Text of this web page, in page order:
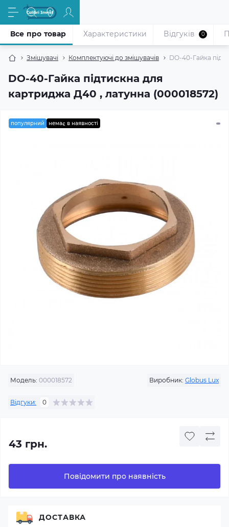
Змішувачі Комплектуючі до змішувачів DO-40-Гайка
DO-40-Гайка підтискна для
картриджа Д40 , латунна (000018572)
Все про товар Характеристики Відгуків 0
популярний немає в наявності
Модель: 000018572 Виробник: Globus Lux
Відгуки: 0
43 грн.
Повідомити про наявність
ДОСТАВКА